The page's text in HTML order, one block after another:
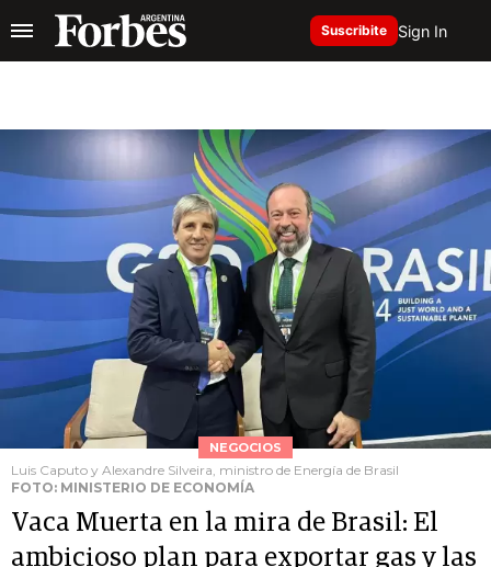
Suscribite Sign In
NEGOCIOS
Luis Caputo y Alexandre Silveira, ministro de Energía de Brasil
FOTO: MINISTERIO DE ECONOMÍA
Vaca Muerta en la mira de Brasil: El
ambicioso plan para exportar gas y las